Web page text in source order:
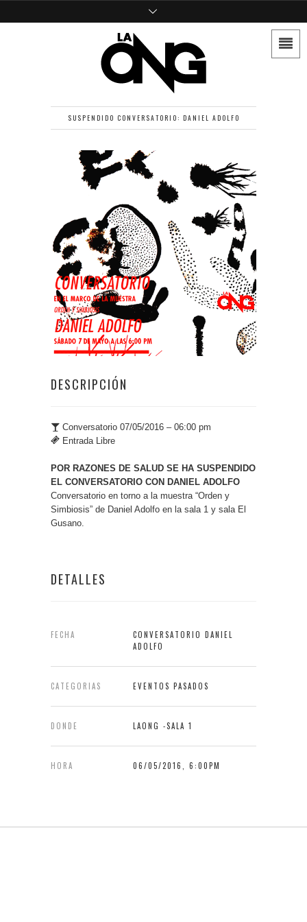
SUSPENDIDO CONVERSATORIO: DANIEL ADOLFO
DESCRIPCIÓN
Conversatorio 07/05/2016 – 06:00 pm
Entrada Libre
POR RAZONES DE SALUD SE HA SUSPENDIDO
EL CONVERSATORIO CON DANIEL ADOLFO
Conversatorio en torno a la muestra “Orden y
Simbiosis” de Daniel Adolfo en la sala 1 y sala El
Gusano.
DETALLES
FECHA
CONVERSATORIO DANIEL
ADOLFO
CATEGORIAS EVENTOS PASADOS
DONDE LAONG -SALA 1
HORA 06/05/2016, 6:00PM